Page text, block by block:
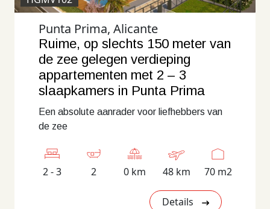
Punta Prima, Alicante
Ruime, op slechts 150 meter van
de zee gelegen verdieping
appartementen met 2 – 3
slaapkamers in Punta Prima
Een absolute aanrader voor liefhebbers van
de zee
2 - 3 2 0 km 48 km 70 m2
Details